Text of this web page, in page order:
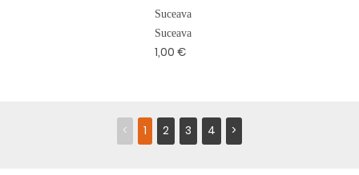
Suceava
Suceava
1,00 €
< 1 2 3 4 >